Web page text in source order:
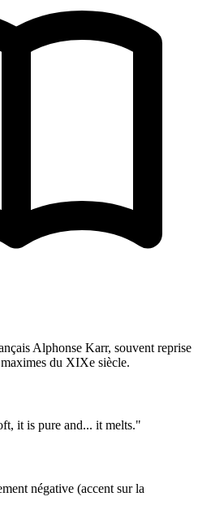
Alphonse Karr, souvent reprise
maximes du XIXe siècle.
it is pure and... it melts."
négative (accent sur la